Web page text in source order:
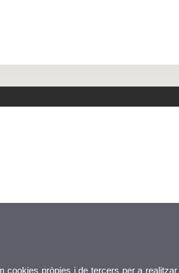
cookies pròpies i de tercers per a realitzar